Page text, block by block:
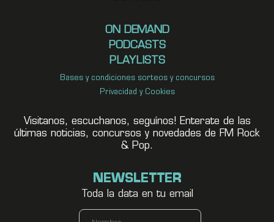
ON DEMAND
PODCASTS
PLAYLISTS
Bases y condiciones sorteos y concursos
Privacidad y Cookies
Visitanos, escuchanos, seguínos! Enterate de las
últimas noticias, concursos y novedades de FM Rock
& Pop.
NEWSLETTER
Toda la data en tu email